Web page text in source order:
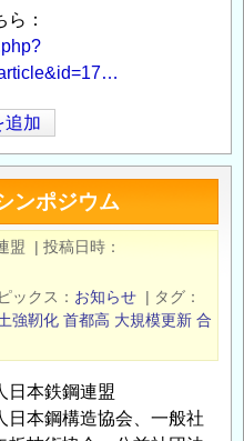
：
追加
ンポジウム
盟 | 投稿日時
ックス お知らせ | タグ
強靭化 首都高 大規模更新 合
日本鉄鋼連盟
日本鋼構造協会、一般社